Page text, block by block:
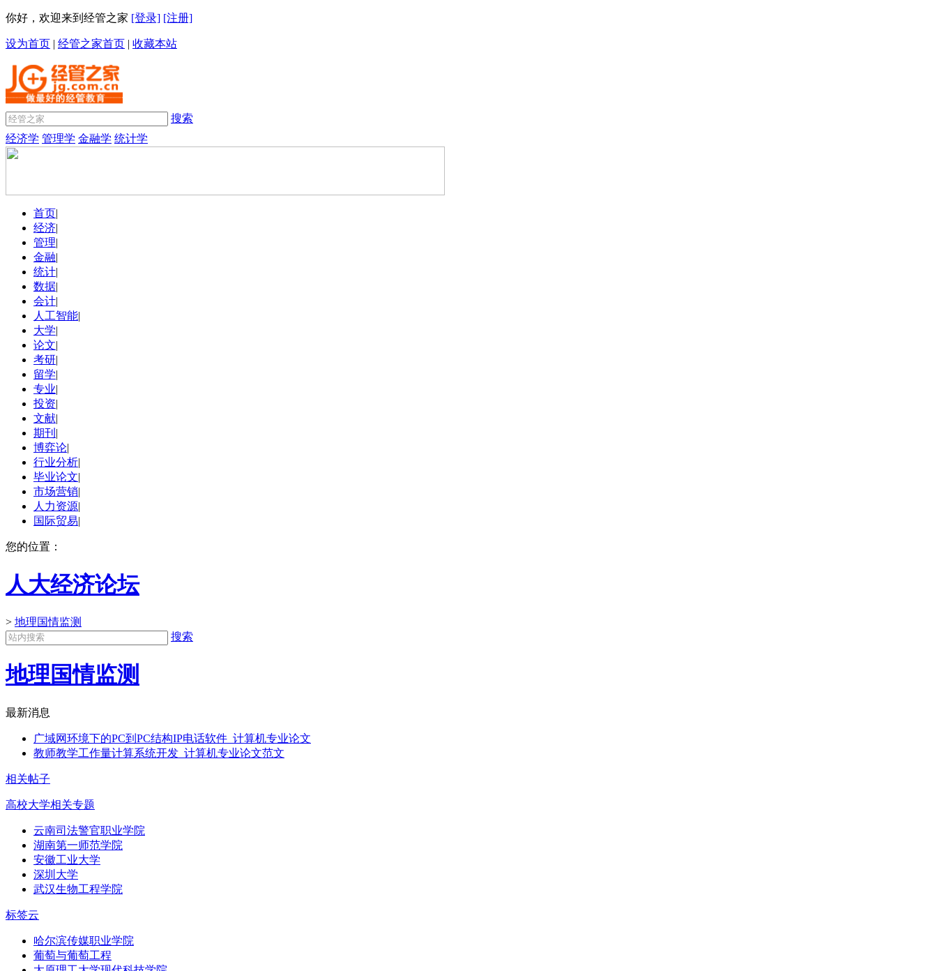
你好，欢迎来到经管之家 [登录] [注册]
设为首页 | 经管之家首页 | 收藏本站
搜索
经济学 管理学 金融学 统计学
首页|
经济|
管理|
金融|
统计|
数据|
会计|
人工智能|
大学|
论文|
考研|
留学|
专业|
投资|
文献|
期刊 |
博弈论|
行业分析|
毕业论文|
市场营销|
人力资源|
国际贸易|
您的位置：
人大经济论坛
> 地理国情监测
搜索
地理国情监测
最新消息
广域网环境下的PC到PC结构IP电话软件_计算机专业论文
教师教学工作量计算系统开发_计算机专业论文范文
相关帖子
高校大学相关专题
云南司法警官职业学院
湖南第一师范学院
安徽工业大学
深圳大学
武汉生物工程学院
标签云
哈尔滨传媒职业学院
葡萄与葡萄工程